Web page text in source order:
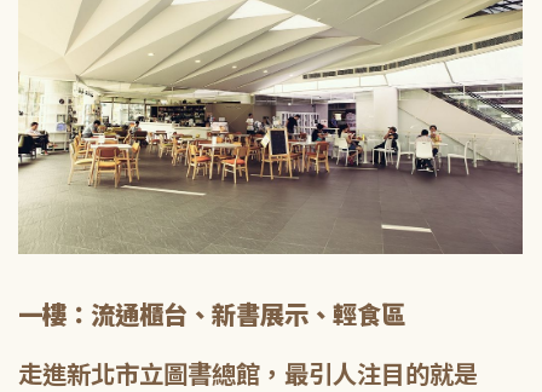
一樓：流通櫃台、新書展示、輕食區
走進新北市立圖書總館，最引人注目的就是